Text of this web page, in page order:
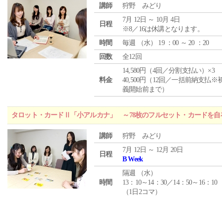
講師 狩野 みどり
日程
7月 12日 ～ 10月 4日
※8／16は休講となります。
時間
毎週 （水） 19 ：00 ～ 20 ：20
回数
全12回
料金
14,580円（4回／分割支払い）×3
40,500円（12回／一括前納支払※
義開始前まで）
タロット・カードⅡ「小アルカナ」 ～78枚のフルセット・カードを自
講師 狩野 みどり
日程
7月 12日 ～ 12月 20日
B Week
時間
隔週 （水）
13：10～14：30／14：50～16：10
（1日2コマ）